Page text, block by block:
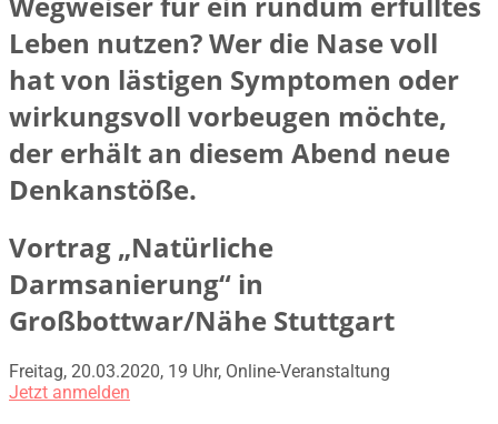
Leben nutzen? Wer die Nase voll
hat von lästigen Symptomen oder
wirkungsvoll vorbeugen möchte,
der erhält an diesem Abend neue
Denkanstöße.
Vortrag „Natürliche
Darmsanierung“ in
Großbottwar/Nähe Stuttgart
Freitag, 20.03.2020, 19 Uhr, Online-Veranstaltung
Jetzt anmelden